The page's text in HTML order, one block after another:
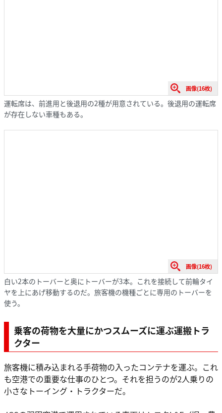
画像(16枚)
運転席は、前進用と後退用の2種が用意されている。後退用の運転席
が存在しない車種もある。
画像(16枚)
白い2本のトーバーと奥にトーバーが3本。これを接続して前輪タイ
ヤを上にあげ移動するのだ。旅客機の機種ごとに専用のトーバーを
使う。
乗客の荷物を大量にかつスムーズに運ぶ運搬トラ
クター
旅客機に積み込まれる手荷物の入ったコンテナを運ぶ。これ
も空港での重要な仕事のひとつ。それを担うのが2人乗りの
小さなトーイング・トラクターだ。